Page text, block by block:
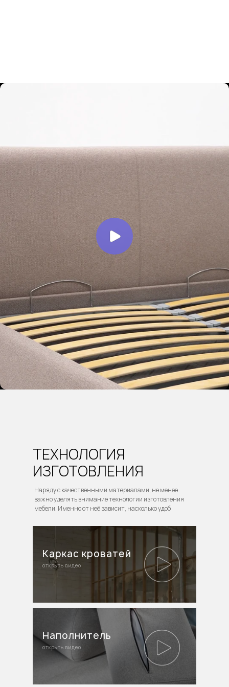
ТЕХНОЛОГИЯ
ИЗГОТОВЛЕНИЯ
Каркас кроватей
Наполнитель
Наряду с качественными материалами, не менее
важно уделять внимание технологии изготовления
мебели. Именно от неё зависит, насколько удоб
открыть видео
открыть видео